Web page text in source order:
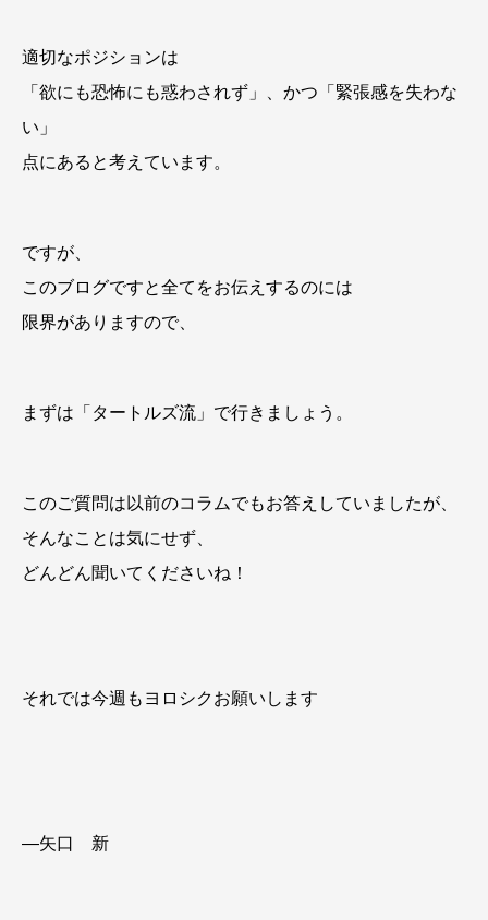
適切なポジションは
「欲にも恐怖にも惑わされず」、かつ「緊張感を失わな
い」
点にあると考えています。
ですが、
このブログですと全てをお伝えするのには
限界がありますので、
まずは「タートルズ流」で行きましょう。
このご質問は以前のコラムでもお答えしていましたが、
そんなことは気にせず、
どんどん聞いてくださいね！
それでは今週もヨロシクお願いします
―矢口 新